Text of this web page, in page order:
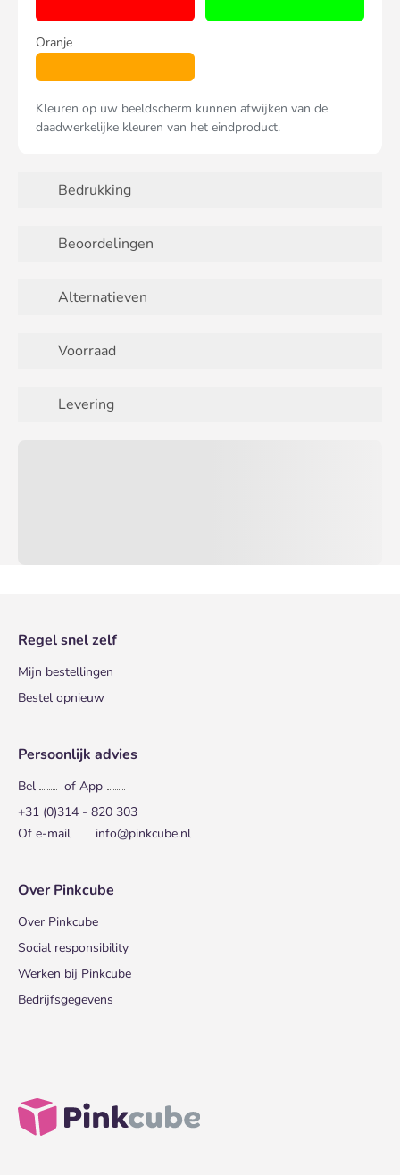
Oranje
Kleuren op uw beeldscherm kunnen afwijken van de
daadwerkelijke kleuren van het eindproduct.
Bedrukking
Beoordelingen
Alternatieven
Voorraad
Levering
Regel snel zelf
Mijn bestellingen
Bestel opnieuw
Persoonlijk advies
Bel
of App
+31 (0)314 - 820 303
Of e-mail
info@pinkcube.nl
Over Pinkcube
Over Pinkcube
Social responsibility
Werken bij Pinkcube
Bedrijfsgegevens